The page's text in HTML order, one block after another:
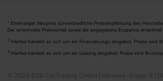
1
Ehemaliger Neupreis (Unverbindliche Preisempfehlung des
Der errechnete Preisvorteil sowie die angegebene Ersparnis
2 Hierbei handelt es sich um ein Finanzierungs-Angebot. Preise sind
3 Hierbei handelt es sich um ein Leasing-Angebot. Preise sind
© 2026 B2B CarTrading GmbH | Vorwerk-Bogen 9 |